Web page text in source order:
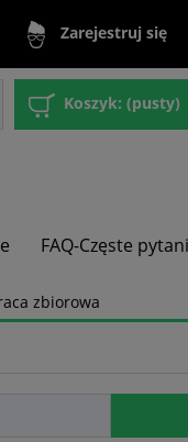
Zarejestruj się
Koszyk: (pusty)
FAQ-Częste
zbiorowa